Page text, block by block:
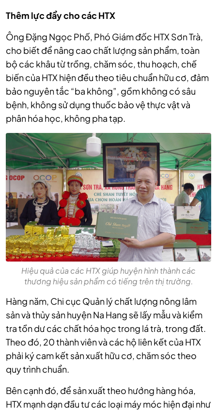
Thêm lực đẩy cho các HTX
Ông Đặng Ngọc Phố, Phó Giám đốc HTX Sơn Trà,
cho biết để nâng cao chất lượng sản phẩm, toàn
bộ các khâu từ trồng, chăm sóc, thu hoạch, chế
biến của HTX hiện đều theo tiêu chuẩn hữu cơ, đảm
bảo nguyên tắc “ba không”, gồm không có sâu
bệnh, không sử dụng thuốc bảo vệ thực vật và
phân hóa học, không pha tạp.
Hiệu quả của các HTX giúp huyện hình thành các
thương hiệu sản phẩm có tiếng trên thị trường.
Hàng năm, Chi cục Quản lý chất lượng nông lâm
sản và thủy sản huyện Na Hang sẽ lấy mẫu và kiểm
tra tồn dư các chất hóa học trong lá trà, trong đất.
Theo đó, 20 thành viên và các hộ liên kết của HTX
phải ký cam kết sản xuất hữu cơ, chăm sóc theo
quy trình chuẩn.
Bên cạnh đó, để sản xuất theo hướng hàng hóa,
HTX mạnh dạn đầu tư các loại máy móc hiện đại như